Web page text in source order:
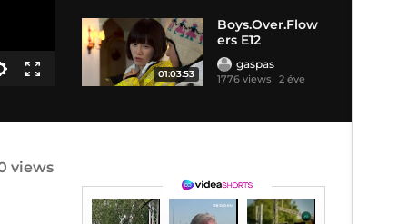
01:03:53
Boys.Over.Flow
ers E12
gaspas
1776 views 2 éve
views